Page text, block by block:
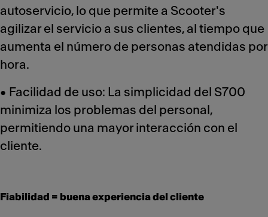
autoservicio, lo que permite a Scooter's
agilizar el servicio a sus clientes, al tiempo que
aumenta el número de personas atendidas por
hora.
• Facilidad de uso: La simplicidad del S700
minimiza los problemas del personal,
permitiendo una mayor interacción con el
cliente.
Fiabilidad = buena experiencia del cliente